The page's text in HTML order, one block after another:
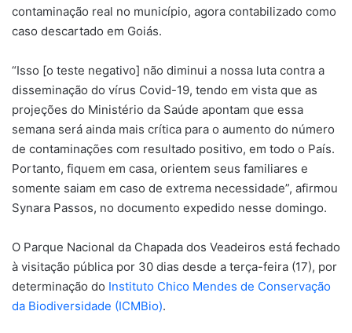
contaminação real no município, agora contabilizado como
caso descartado em Goiás.
“Isso [o teste negativo] não diminui a nossa luta contra a
disseminação do vírus Covid-19, tendo em vista que as
projeções do Ministério da Saúde apontam que essa
semana será ainda mais crítica para o aumento do número
de contaminações com resultado positivo, em todo o País.
Portanto, fiquem em casa, orientem seus familiares e
somente saiam em caso de extrema necessidade”, afirmou
Synara Passos, no documento expedido nesse domingo.
O Parque Nacional da Chapada dos Veadeiros está fechado
à visitação pública por 30 dias desde a terça-feira (17), por
determinação do Instituto Chico Mendes de Conservação
da Biodiversidade (ICMBio).